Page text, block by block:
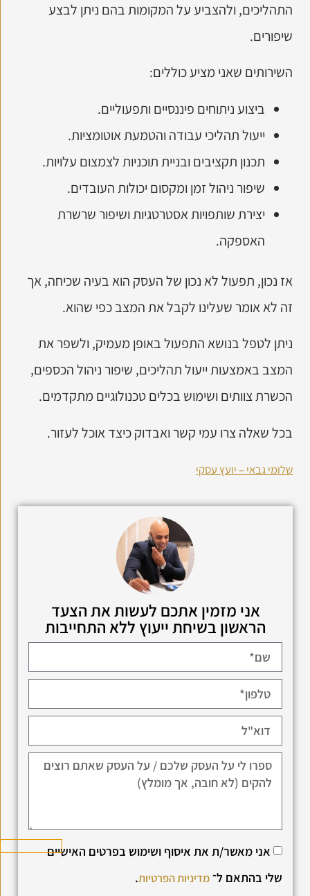
התהליכים, ולהצביע על המקומות בהם ניתן לבצע
שיפורים.
השירותים שאני מציע כוללים:
ביצוע ניתוחים פיננסיים ותפעוליים.
ייעול תהליכי עבודה והטמעת אוטומציות.
תכנון תקציבים ובניית תוכניות לצמצום עלויות.
שיפור ניהול זמן ומקסום יכולות העובדים.
יצירת שותפויות אסטרטגיות ושיפור שרשרת
האספקה.
אז נכון, תפעול לא נכון של העסק הוא בעיה שכיחה, אך
זה לא אומר שעלינו לקבל את המצב כפי שהוא.
ניתן לטפל בנושא התפעול באופן מעמיק, ולשפר את
המצב באמצעות ייעול תהליכים, שיפור ניהול הכספים,
הכשרת צוותים ושימוש בכלים טכנולוגיים מתקדמים.
בכל שאלה צרו עמי קשר ואבדוק כיצד אוכל לעזור.
שלומי גבאי – יועץ עסקי
אני מזמין אתכם לעשות את הצעד
הראשון בשיחת ייעוץ ללא התחייבות
אני מאשר/ת את איסוף ושימוש בפרטים האישיים
שלי בהתאם ל־מדיניות הפרטיות.